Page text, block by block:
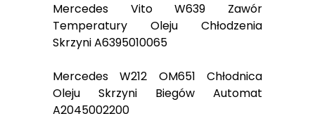
Mercedes Vito W639 Zawór
Temperatury Oleju Chłodzenia
Skrzyni A6395010065
Mercedes W212 OM651 Chłodnica
Oleju Skrzyni Biegów Automat
A2045002200